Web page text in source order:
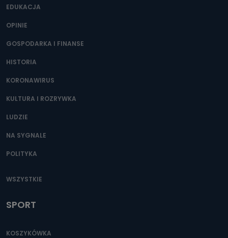
EDUKACJA
OPINIE
GOSPODARKA I FINANSE
HISTORIA
KORONAWIRUS
KULTURA I ROZRYWKA
LUDZIE
NA SYGNALE
POLITYKA
WSZYSTKIE
SPORT
KOSZYKÓWKA